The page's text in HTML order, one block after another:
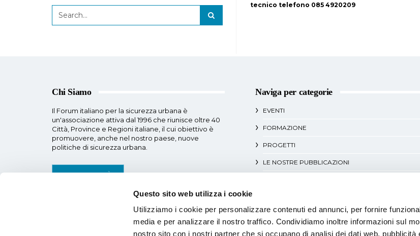
Questo sito web utilizza i cookie
Utilizziamo i cookie per personalizzare contenuti ed annunci, per fornire
media e per analizzare il nostro traffico. Condividiamo inoltre informazioni sul
nostro sito con i nostri partner che si occupano di analisi dei dati web, pubblicità
tecnico telefono 085 4920209
Chi Siamo
Il Forum italiano per la sicurezza urbana è
un'associazione attiva dal 1996 che riunisce oltre 40
Città, Province e Regioni italiane, il cui obiettivo è
promuovere, anche nel nostro paese, nuove
politiche di sicurezza urbana.
SCOPRI DI PIÙ
Naviga per categorie
EVENTI
FORMAZIONE
PROGETTI
LE NOSTRE PUBBLICAZIONI
BUONE PRASSI